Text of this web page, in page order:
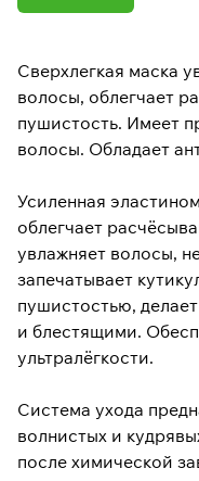
Сверхлегкая маска
волосы, облегчает
пушистость. Имеет
волосы. Обладает
Усиленная
облегчает
увлажняет волосы,
запечатывает
пушистостью,
и блестящими.
ультралёгкости.
Система ухода
волнистых и
после химической